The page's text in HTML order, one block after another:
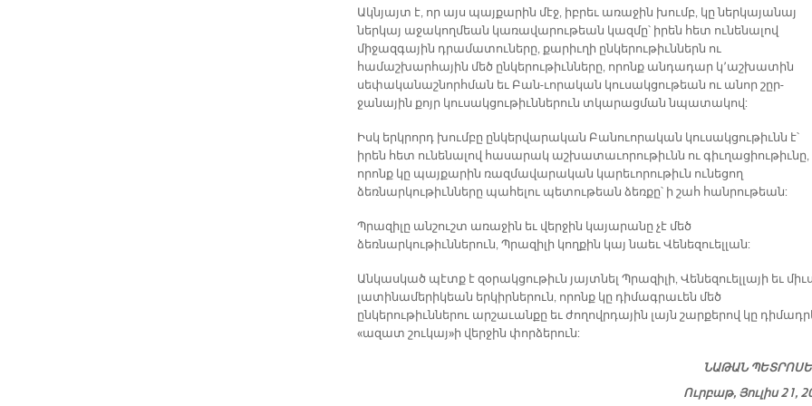
Ակնյայտ է, որ այս պայքարին մէջ, իբրեւ առաջին խումբ, կը ներկայանայ
ներկայ աջակողմեան կառավարութեան կազմը՝ իրեն հետ ունենալով
միջազգային դրամատուները, քարիւղի ընկերութիւններն ու
համաշխարհային մեծ ընկերութիւնները, որոնք անդադար կ՚աշխատին
սեփականաշնորհման եւ Բան-ւորական կուսակցութեան ու անոր շըր-
ջանային քոյր կուսակցութիւններուն տկարացման նպատակով:
Իսկ երկրորդ խումբը ընկերվարական Բանուորական կուսակցութիւնն է՝
իրեն հետ ունենալով հասարակ աշխատաւորութիւնն ու գիւղացիութիւնը,
որոնք կը պայքարին ռազմավարական կարեւորութիւն ունեցող
ձեռնարկութիւնները պահելու պետութեան ձեռքը՝ ի շահ հանրութեան:
Պրազիլը անշուշտ առաջին եւ վերջին կայարանը չէ մեծ
ձեռնարկութիւններուն, Պրազիլի կողքին կայ նաեւ Վենեզուելլան:
Անկասկած պէտք է զօրակցութիւն յայտնել Պրազիլի, Վենեզուելլայի եւ միւս
լատինամերիկեան երկիրներուն, որոնք կը դիմագրաւեն մեծ
ընկերութիւններու արշաւանքը եւ ժողովրդային լայն շարքերով կը
«ազատ շուկայ»ի վերջին փորձերուն:
ՆԱԹԱՆ
Ուրբաթ, Յուլիս 21,